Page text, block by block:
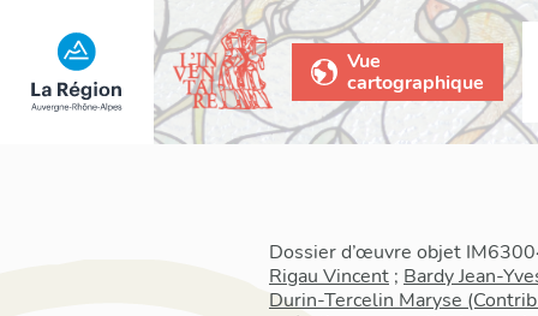
Vue
cartographique
Dossier d’œuvre objet
Rigau Vincent ; Bardy Jean-
Durin-Tercelin Maryse